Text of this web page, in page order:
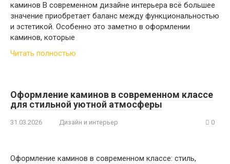
каминов В современном дизайне интерьера всё большее
значение приобретает баланс между функциональностью
и эстетикой. Особенно это заметно в оформлении
каминов, которые
Читать полностью
Оформление каминов в современном классе
для стильной уютной атмосферы
31.03.2026 Дизайн и интерьер 0
Оформление каминов в современном классе: стиль,